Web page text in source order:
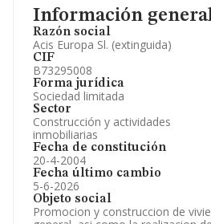
Información
Razón social
Acis Europa Sl. (extinguida)
CIF
B73295008
Forma jurídica
Sociedad limitada
Sector
Construcción y actividades
inmobiliarias
Fecha de constitución
20-4-2004
Fecha último cambio
5-6-2026
Objeto social
Promocion y construccion de
Información oficial y registral